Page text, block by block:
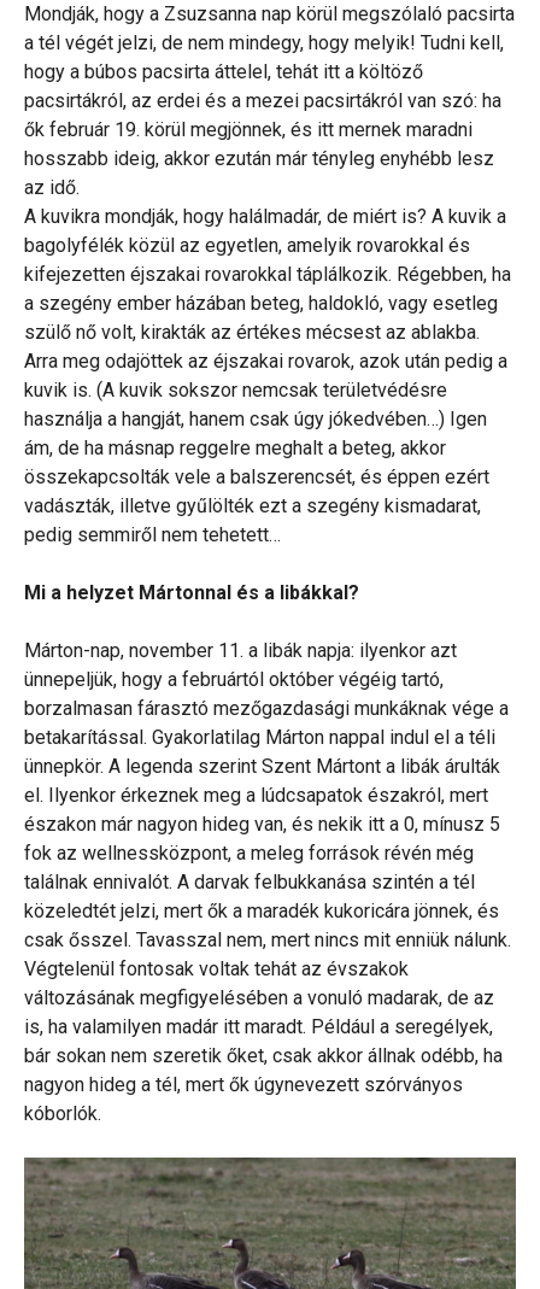
Mondják, hogy a Zsuzsanna nap körül megszólaló pacsirta
a tél végét jelzi, de nem mindegy, hogy melyik! Tudni kell,
hogy a búbos pacsirta áttelel, tehát itt a költöző
pacsirtákról, az erdei és a mezei pacsirtákról van szó: ha
ők február 19. körül megjönnek, és itt mernek maradni
hosszabb ideig, akkor ezután már tényleg enyhébb lesz
az idő.
A kuvikra mondják, hogy halálmadár, de miért is? A kuvik a
bagolyfélék közül az egyetlen, amelyik rovarokkal és
kifejezetten éjszakai rovarokkal táplálkozik. Régebben, ha
a szegény ember házában beteg, haldokló, vagy esetleg
szülő nő volt, kirakták az értékes mécsest az ablakba.
Arra meg odajöttek az éjszakai rovarok, azok után pedig a
kuvik is. (A kuvik sokszor nemcsak területvédésre
használja a hangját, hanem csak úgy jókedvében…) Igen
ám, de ha másnap reggelre meghalt a beteg, akkor
összekapcsolták vele a balszerencsét, és éppen ezért
vadászták, illetve gyűlölték ezt a szegény kismadarat,
pedig semmiről nem tehetett…
Mi a helyzet Mártonnal és a libákkal?
Márton-nap, november 11. a libák napja: ilyenkor azt
ünnepeljük, hogy a februártól október végéig tartó,
borzalmasan fárasztó mezőgazdasági munkáknak vége a
betakarítással. Gyakorlatilag Márton nappal indul el a téli
ünnepkör. A legenda szerint Szent Mártont a libák árulták
el. Ilyenkor érkeznek meg a lúdcsapatok északról, mert
északon már nagyon hideg van, és nekik itt a 0, mínusz 5
fok az wellnessközpont, a meleg források révén még
találnak ennivalót. A darvak felbukkanása szintén a tél
közeledtét jelzi, mert ők a maradék kukoricára jönnek, és
csak ősszel. Tavasszal nem, mert nincs mit enniük nálunk.
Végtelenül fontosak voltak tehát az évszakok
változásának megfigyelésében a vonuló madarak, de az
is, ha valamilyen madár itt maradt. Például a seregélyek,
bár sokan nem szeretik őket, csak akkor állnak odébb, ha
nagyon hideg a tél, mert ők úgynevezett szórványos
kóborlók.